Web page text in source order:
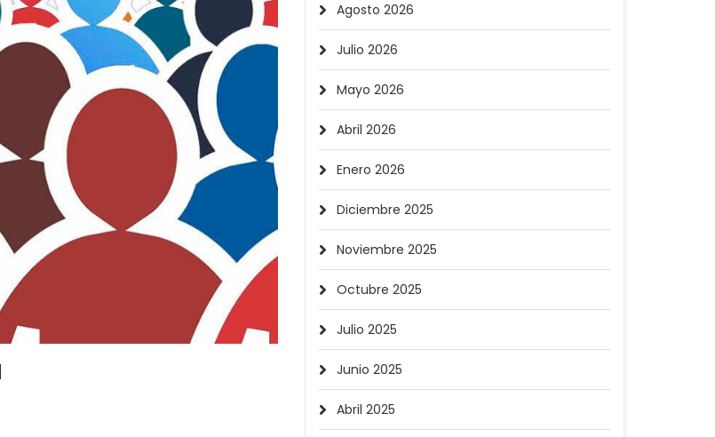
Agosto 2026
Julio 2026
Mayo 2026
Abril 2026
Enero 2026
Diciembre 2025
Noviembre 2025
Octubre 2025
Julio 2025
Junio 2025
Abril 2025